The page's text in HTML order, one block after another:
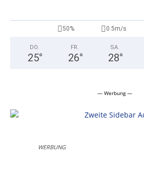
50% 0.5m/s
DO.
25°
FR.
26°
SA.
28°
— Werbung —
WERBUNG